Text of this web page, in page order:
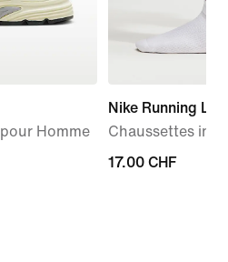
Homme
Nike Running
Chaussettes
17.00 CHF
17.00 CHF